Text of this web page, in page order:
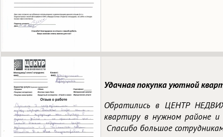
Удачная покупка уютной
Обратились в ЦЕНТР
квартиру в нужном районе
Спасибо большое